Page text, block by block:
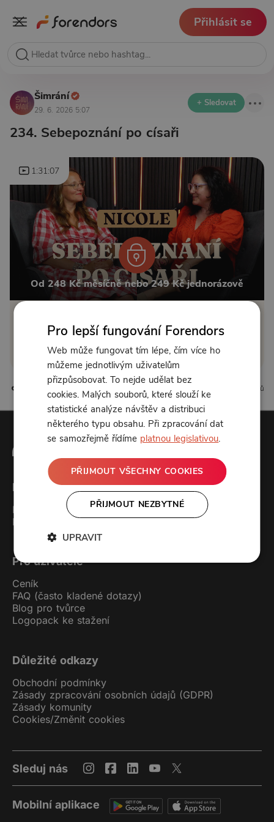
Přihlásit se
Šimrání
29. 6. 2026 5:07
+ Sledovat
234. Sebepoznání po císaři
1:31:07
Od 248 Kč měsíčně nebo 249 Kč jednorázově
Zřídit předplatné
Koupit příspěvek
0 komentářů
Forendors
Kontakt
Podcast studio
Pro uživatele
Ceník
FAQ (často kladené dotazy)
Blog pro tvůrce
Logopack ke stažení
Důležité odkazy
Obchodní podmínky
Zásady zpracování osobních údajů (GDPR)
Zásady komunity
Cookies/Změnit cookies
Sleduj nás
Mobilní aplikace
Pro lepší fungování Forendors
Web může fungovat tím lépe, čím více ho
můžeme jednotlivým uživatelům
přizpůsobovat. To nejde udělat bez
cookies. Malých souborů, které slouží ke
statistické analýze návštěv a distribuci
některého typu obsahu. Při zpracování dat
se samozřejmě řídíme platnou legislativou.
PŘIJMOUT VŠECHNY COOKIES
PŘIJMOUT NEZBYTNÉ
UPRAVIT